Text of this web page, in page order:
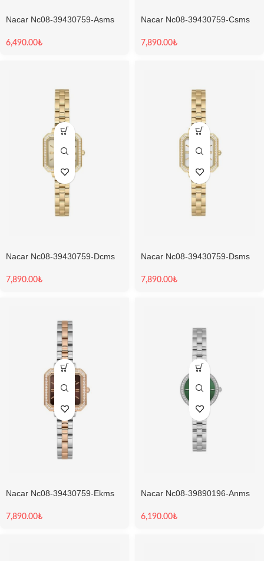
Nacar Nc08-39430759-Asms
6,490.00₺
Nacar Nc08-39430759-Csms
7,890.00₺
Nacar Nc08-39430759-Dcms
7,890.00₺
Nacar Nc08-39430759-Dsms
7,890.00₺
Nacar Nc08-39430759-Ekms
7,890.00₺
Nacar Nc08-39890196-Anms
6,190.00₺